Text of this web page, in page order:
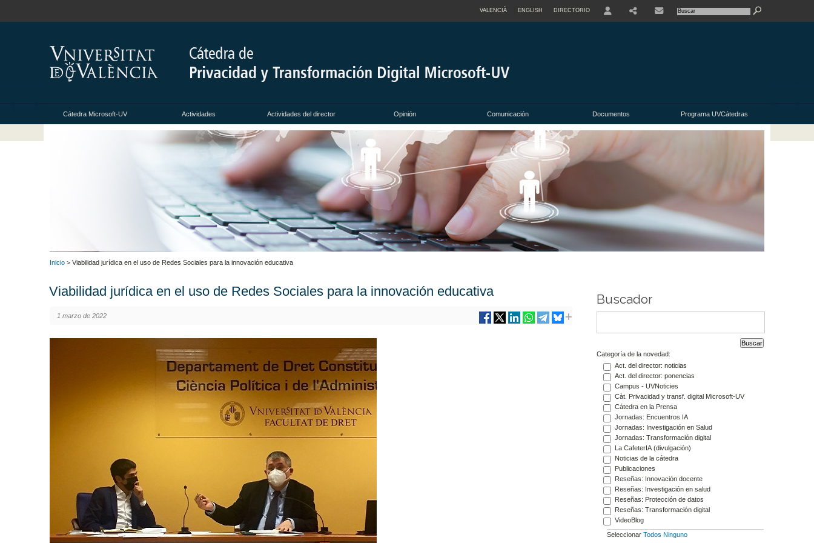
VALENCIÀ ENGLISH DIRECTORIO
Cátedra Microsoft-UV Actividades Actividades del director Opinión Comunicación Documentos Programa UVCátedras
Inicio > Viabilidad jurídica en el uso de Redes Sociales para la innovación educativa
Viabilidad jurídica en el uso de Redes Sociales para la innovación educativa
1 marzo de 2022
Buscador
Categoría de la novedad:
Act. del director: noticias
Act. del director: ponencias
Campus - UVNoticies
Càt. Privacidad y transf. digital Microsoft-UV
Cátedra en la Prensa
Jornadas: Encuentros IA
Jornadas: Investigación en Salud
Jornadas: Transformación digital
La CafeterIA (divulgación)
Noticias de la cátedra
Publicaciones
Reseñas: Innovación docente
Reseñas: Investigación en salud
Reseñas: Protección de datos
Reseñas: Transformación digital
VideoBlog
Seleccionar Todos Ninguno